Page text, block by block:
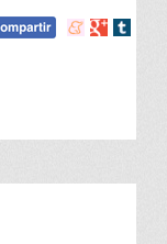
Compartir
Compartir